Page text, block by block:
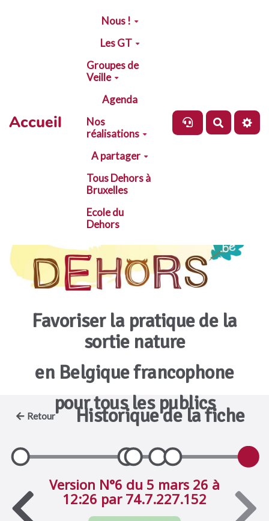
Aller au contenu principal
Accueil
Nous !
Les GT
Groupes de
Veille
Agenda
Nos
réalisations
A partager
Tous Dehors à
Bruxelles
Ecole du
Dehors
Favoriser la pratique de la
sortie nature
en Belgique francophone
pour tous les publics
Retour Historique de la fiche
Version N°6 du 5 mars 26 à
12:26 par 74.7.227.152